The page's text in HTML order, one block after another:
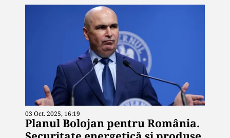
03 Oct. 2025, 16:19
Planul Bolojan pentru România.